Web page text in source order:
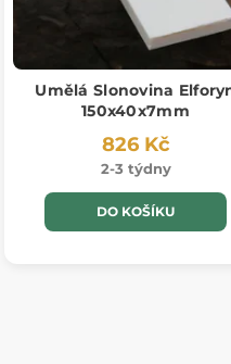
Umělá Slonovina
150x40x7mm
826 Kč
2-3 týdny
DO KOŠÍKU